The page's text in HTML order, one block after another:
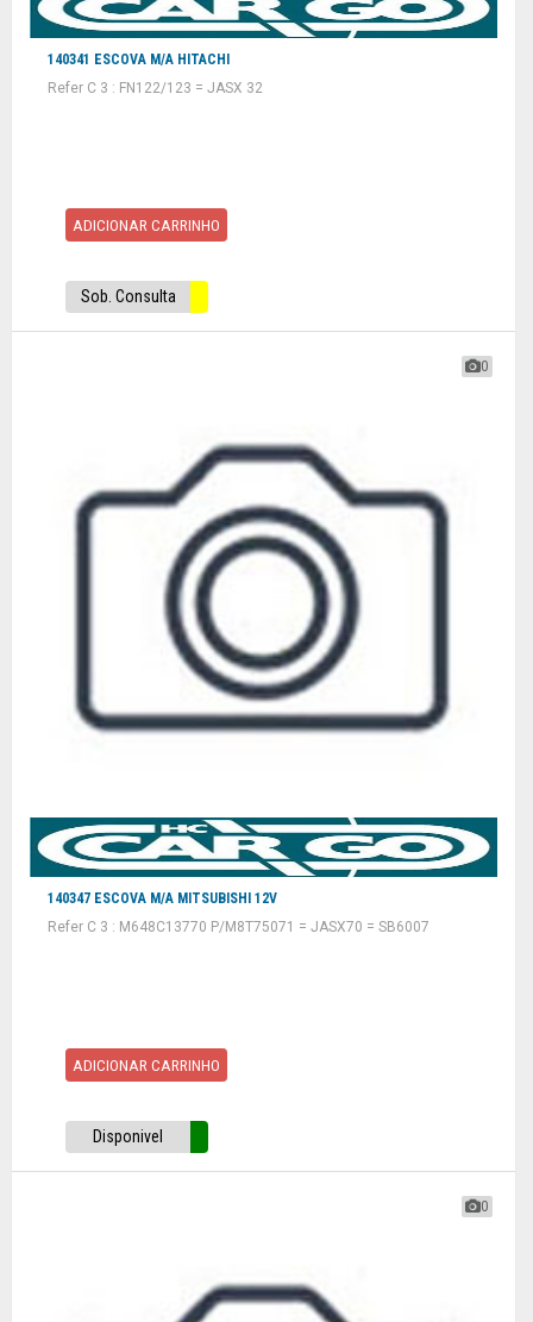
140341 ESCOVA M/A HITACHI
Refer C 3 : FN122/123 = JASX 32
ADICIONAR CARRINHO
Sob. Consulta
0
140347 ESCOVA M/A MITSUBISHI 12V
Refer C 3 : M648C13770 P/M8T75071 = JASX70 = SB6007
ADICIONAR CARRINHO
Disponivel
0